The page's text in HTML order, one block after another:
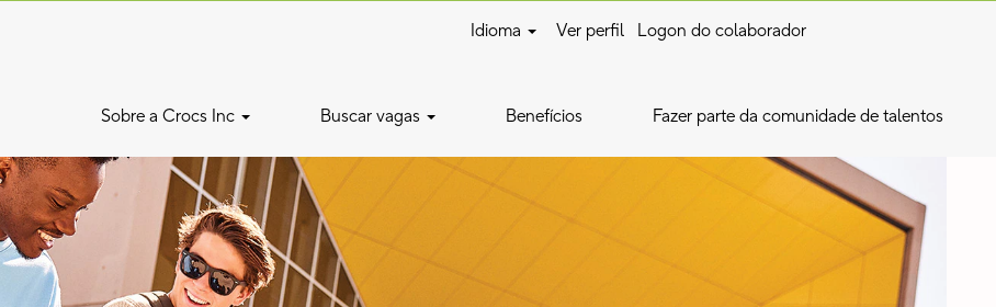
Idioma Ver perfil Logon do colaborador
Sobre a Crocs Inc Buscar vagas Benefícios Fazer parte da comunidade de talentos